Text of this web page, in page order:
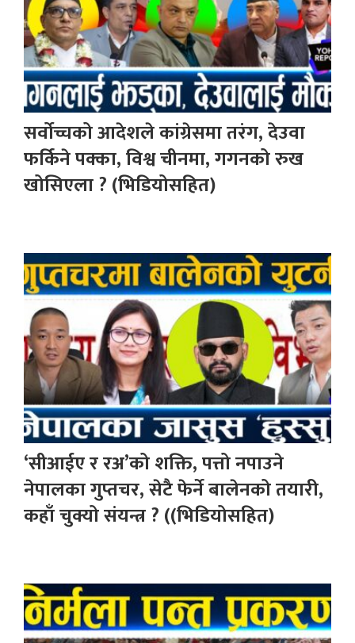
सर्वोच्चको आदेशले कांग्रेसमा तरंग, देउवा
फर्किने पक्का, विश्व चीनमा, गगनको रुख
खोसिएला ? (भिडियोसहित)
‘सीआईए र रअ’को शक्ति, पत्तो नपाउने
नेपालका गुप्तचर, सेटै फेर्ने बालेनको तयारी,
कहाँ चुक्यो संयन्त्र ? ((भिडियोसहित)